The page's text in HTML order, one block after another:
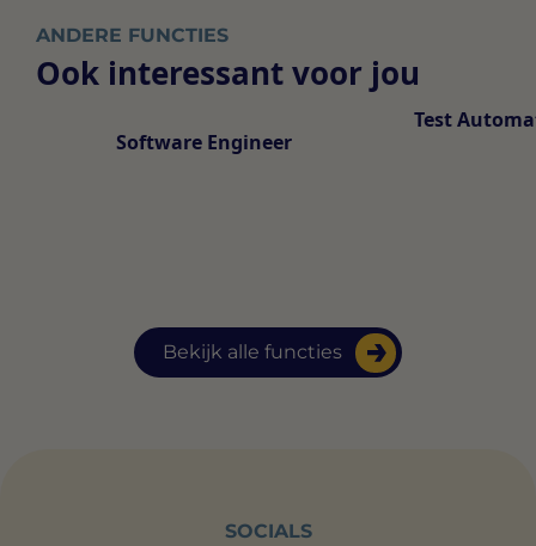
ANDERE FUNCTIES
Ook interessant voor jou
Bekijk alle functies
Software Engineer
Test
SOCIALS